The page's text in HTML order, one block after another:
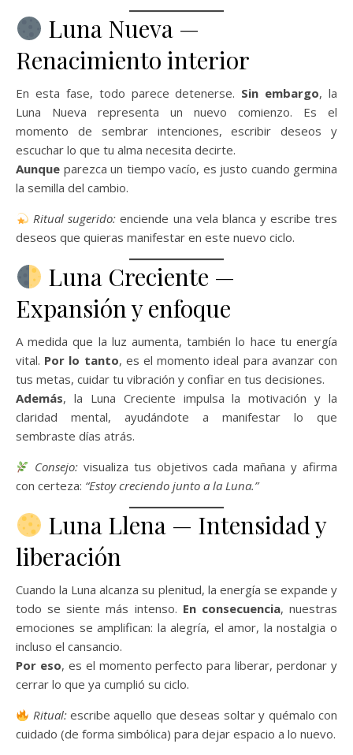
Luna Nueva —
Renacimiento interior
En esta fase, todo parece detenerse. Sin embargo, la
Luna Nueva representa un nuevo comienzo. Es el
momento de sembrar intenciones, escribir deseos y
escuchar lo que tu alma necesita decirte.
Aunque parezca un tiempo vacío, es justo cuando germina
la semilla del cambio.
Ritual sugerido: enciende una vela blanca y escribe tres
deseos que quieras manifestar en este nuevo ciclo.
Luna Creciente —
Expansión y enfoque
A medida que la luz aumenta, también lo hace tu energía
vital. Por lo tanto, es el momento ideal para avanzar con
tus metas, cuidar tu vibración y confiar en tus decisiones.
Además, la Luna Creciente impulsa la motivación y la
claridad mental, ayudándote a manifestar lo que
sembraste días atrás.
Consejo:visualiza tus objetivos cada mañana y afirma
con certeza: “Estoy creciendo junto a la Luna.”
Luna Llena — Intensidad y
liberación
Cuando la Luna alcanza su plenitud, la energía se expande y
todo se siente más intenso. En consecuencia, nuestras
emociones se amplifican: la alegría, el amor, la nostalgia o
incluso el cansancio.
Por eso, es el momento perfecto para liberar, perdonar y
cerrar lo que ya cumplió su ciclo.
Ritual:escribe aquello que deseas soltar y quémalo con
cuidado (de forma simbólica) para dejar espacio a lo nuevo.